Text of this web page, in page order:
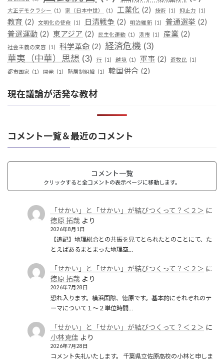
大正デモクラシー (1) 家（日本中世） (1) 工業化 (2) 技術 (1) 抑止力 (1)
教育 (2) 文明化の使命 (1) 日清戦争 (2) 明治維新 (1) 普通選挙 (2)
普選運動 (2) 東アジア (2) 民主化運動 (1) 港市 (1) 産業 (2)
社会主義の変容 (1) 科学革命 (2) 経済危機 (3)
華夷（中華）思想 (3) 行 (1) 越境 (1) 軍事 (2) 遊牧民 (1)
都市国家 (1) 開発 (1) 階層制組織 (1) 韓国併合 (2)
現在議論が活発な教材
コメント一覧＆最近のコメント
コメント一覧
クリックすると全コメントの表示ページに移動します。
「せかい」と「せかい」が結びつくって？＜２＞ に
徳原 拓哉 より
2026年8月1日
【追記】地理総合との共振を見てとられたとのことにて、た
とえばあるまとまった地理空…
「せかい」と「せかい」が結びつくって？＜２＞ に
徳原 拓哉 より
2026年7月28日
恐れ入ります。横浜国際、徳原です。基本的にそれぞれのテ
ーマについて１〜２単位時間…
「せかい」と「せかい」が結びつくって？＜２＞ に
小林克佳 より
2026年7月28日
コメント失礼いたします。 千葉県立佐原高校の小林と申しま